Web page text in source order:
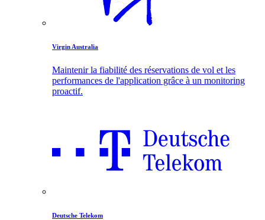
Virgin Australia
Maintenir la fiabilité des réservations de vol et les
performances de l'application grâce à un monitoring
proactif.
Deutsche Telekom